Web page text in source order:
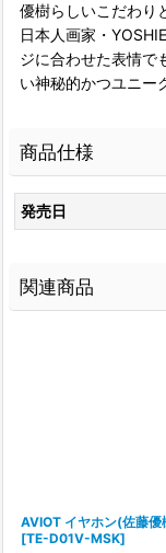
優樹らしいこだわり
日本人画家・
ジに合わせた表情で
い神秘的かつユニー
商品仕様
発売日
関連商品
AVIOT イヤホン(佐藤優
[TE-D01V-MSK]